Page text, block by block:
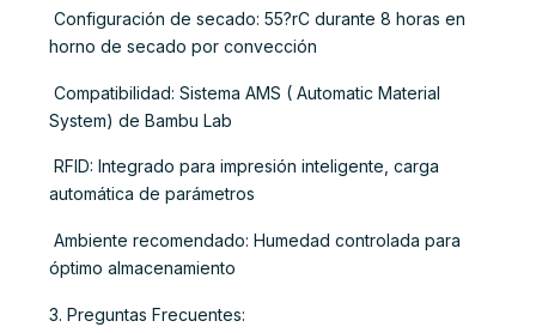
 Configuración de secado: 55?rC durante 8 horas en
horno de secado por convección
 Compatibilidad: Sistema AMS ( Automatic Material
System) de Bambu Lab
 RFID: Integrado para impresión inteligente, carga
automática de parámetros
 Ambiente recomendado: Humedad controlada para
óptimo almacenamiento
3. Preguntas Frecuentes: